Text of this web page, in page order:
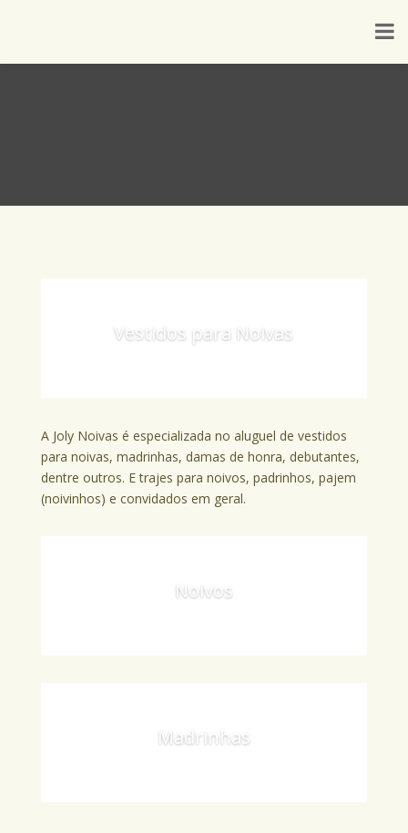
Vestidos para Noivas
A Joly Noivas é especializada no aluguel de vestidos
para noivas, madrinhas, damas de honra, debutantes,
dentre outros. E trajes para noivos, padrinhos, pajem
(noivinhos) e convidados em geral.
Noivos
Madrinhas